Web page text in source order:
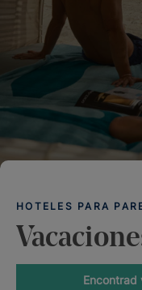
HOTELES PARA
Encontrad